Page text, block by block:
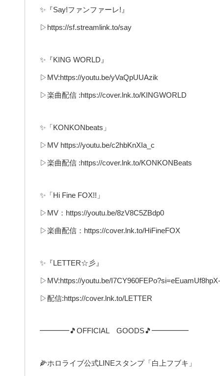
✨『Say!ファンファーレ!』
▷https://sf.streamlink.to/say
✨『KING WORLD』
▷MV:https://youtu.be/yVaQpUUAzik
▷楽曲配信 :https://cover.lnk.to/KINGWORLD
✨「KONKONbeats」
▷MV https://youtu.be/c2hbKnXIa_c
▷楽曲配信 :https://cover.lnk.to/KONKONBeats
✨「Hi Fine FOX!!」
▷MV：https://youtu.be/8zV8C5ZBdp0
▷楽曲配信：https://cover.lnk.to/HiFineFOX
✨『LETTER☆彡』
▷MV:https://youtu.be/
▷配信:https://cover.lnk.to/LETTER
━━━━🎵OFFICIAL GOODS🎵━━━━━
🌽ホロライブ公式LINEスタンプ「白上フブキ」